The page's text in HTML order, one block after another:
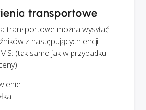
transportowe
transportowe można wysyłać
z następujących encji
(tak samo jak w przypadku